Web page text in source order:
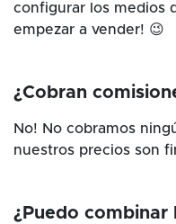
configurar los medios
empezar a vender! 😉
¿Cobran
No! No cobramos
nuestros precios son
¿Puedo combinar